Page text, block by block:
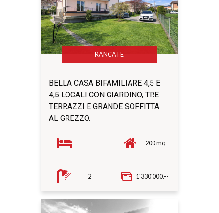
RANCATE
BELLA CASA BIFAMILIARE 4,5 E
4,5 LOCALI CON GIARDINO, TRE
TERRAZZI E GRANDE SOFFITTA
AL GREZZO.
1'330'000.--
- 200 mq
2